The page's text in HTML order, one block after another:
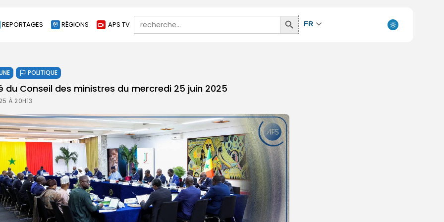
REPORTAGES RÉGIONS APS TV
Search
for:
Search
Button
FR
POLITIQUE
du Conseil des ministres du mercredi 25 juin 2025
À 20H13